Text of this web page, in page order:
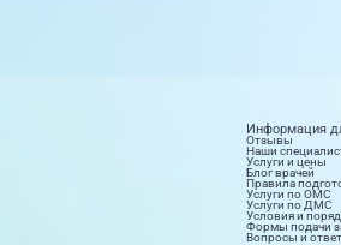
Информация
Отзывы
Наши
Услуги и цены
Блог врачей
Правила
Услуги по ОМС
Услуги по ДМС
Условия и
Формы подачи
Вопросы и